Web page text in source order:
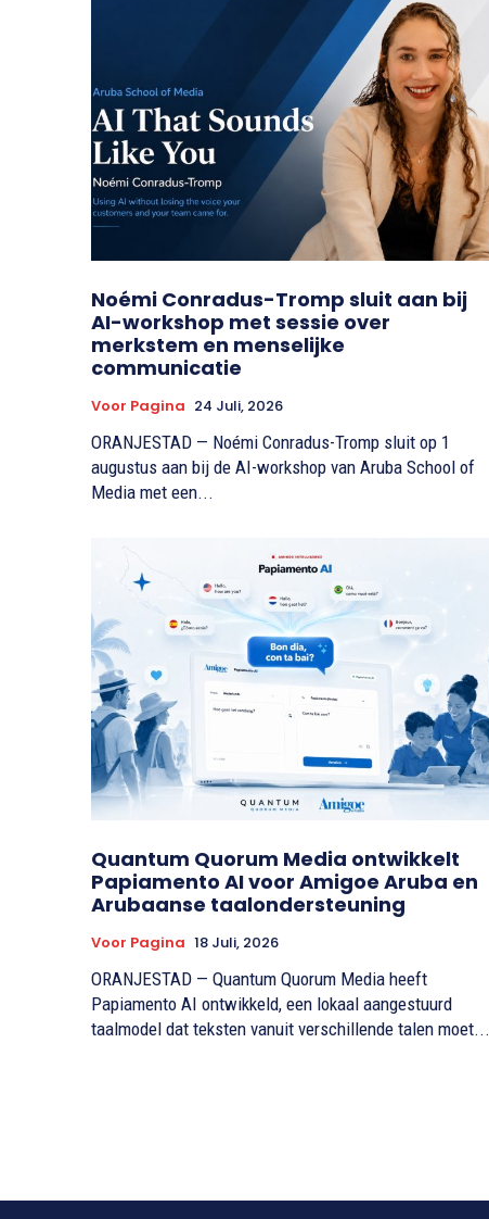
Noémi Conradus-Tromp sluit aan bij
AI-workshop met sessie over
merkstem en menselijke
communicatie
Voor Pagina 24 Juli, 2026
ORANJESTAD — Noémi Conradus-Tromp sluit op 1
augustus aan bij de AI-workshop van Aruba School of
Media met een...
Quantum Quorum Media ontwikkelt
Papiamento AI voor Amigoe Aruba en
Arubaanse taalondersteuning
Voor Pagina 18 Juli, 2026
ORANJESTAD — Quantum Quorum Media heeft
Papiamento AI ontwikkeld, een lokaal aangestuurd
taalmodel dat teksten vanuit verschillende talen moet...